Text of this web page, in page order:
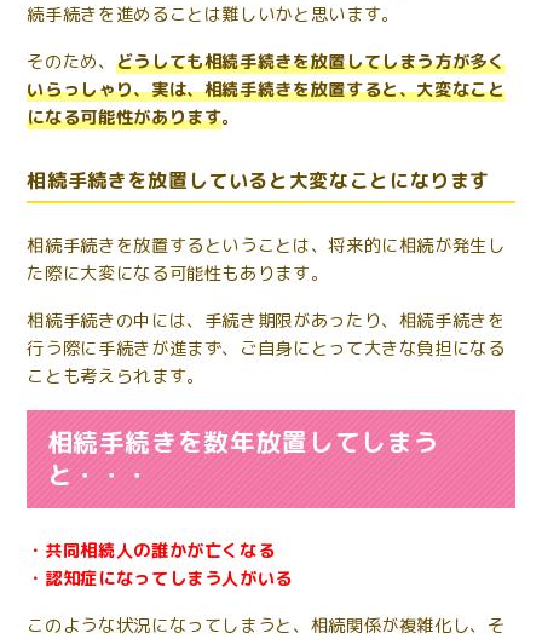
続手続きを進めることは難しいかと思います。
そのため、 どうしても相続手続きを放置してしまう方が多く
いらっしゃり、実は、相続手続きを放置すると、大変なこと
になる可能性があります。
相続手続きを放置していると大変なことになります
相続手続きを放置するということは、将来的に相続が発生し
た際に大変になる可能性もあります。
相続手続きの中には、手続き期限があったり、相続手続きを
行う際に手続きが進まず、ご自身にとって大きな負担になる
ことも考えられます。
相続手続きを数年放置してしまう
と・・・
・共同相続人の誰かが亡くなる
・認知症になってしまう人がいる
このような状況になってしまうと、相続関係が複雑化し、そ